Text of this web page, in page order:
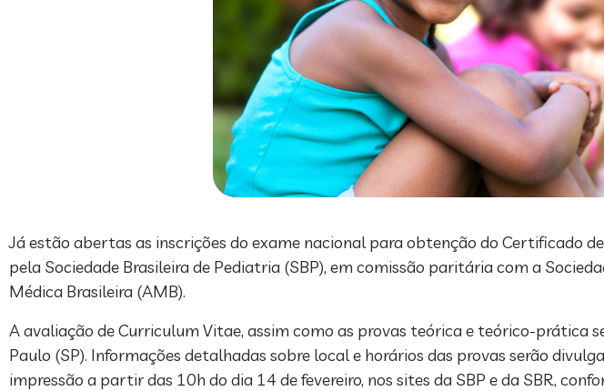
Já estão abertas as inscrições do exame nacional para obtenção do Certificado
pela Sociedade Brasileira de Pediatria (SBP), em comissão paritária com a
Médica Brasileira (AMB).
A avaliação de Curriculum Vitae, assim como as provas teórica e teórico-prática
Paulo (SP). Informações detalhadas sobre local e horários das provas serão
impressão a partir das 10h do dia 14 de fevereiro, nos sites da SBP e da SBR,